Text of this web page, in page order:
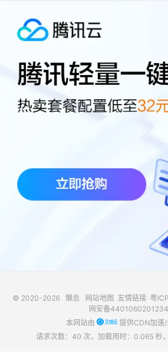
© 2020-2026 懒总 网站地图 友情链接 粤
网安备
本网站由
提供CDN加速
请求次数：40 次，加载用时：0.065 秒